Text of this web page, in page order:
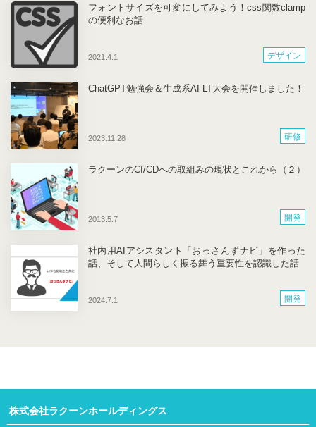
2021.4.1
フォントサイズを可変にしてみよう！css関数clamp
の便利なお話
デザイン
2023.11.28
ChatGPT勉強会＆生成系AI LT大会を開催しました！
研修
2013.5.7
ラクーンのCI/CDへの取組みの現状とこれから（２）
開発
2024.7.1
社内用AIアシスタント「おっさんずナビ」を作った
話、そして人間らしく振る舞う重要性を認識した話
開発
株式会社ラクーンホールディングス